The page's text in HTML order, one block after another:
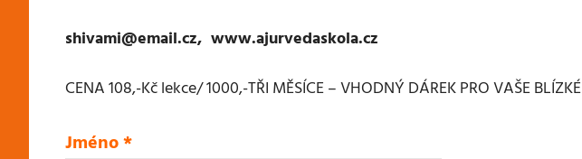
shivami@email.cz, www.ajurvedaskola.cz
CENA 108,-Kč lekce/ 1000,-TŘI MĚSÍCE – VHODNÝ DÁREK PRO VAŠE BLÍZKÉ
Jméno*